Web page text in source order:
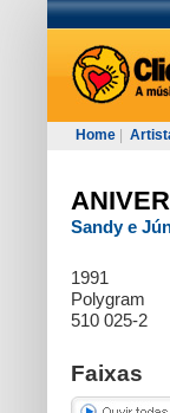
Home
Sandy e
1991
Polygram
510 025-2
Faixas